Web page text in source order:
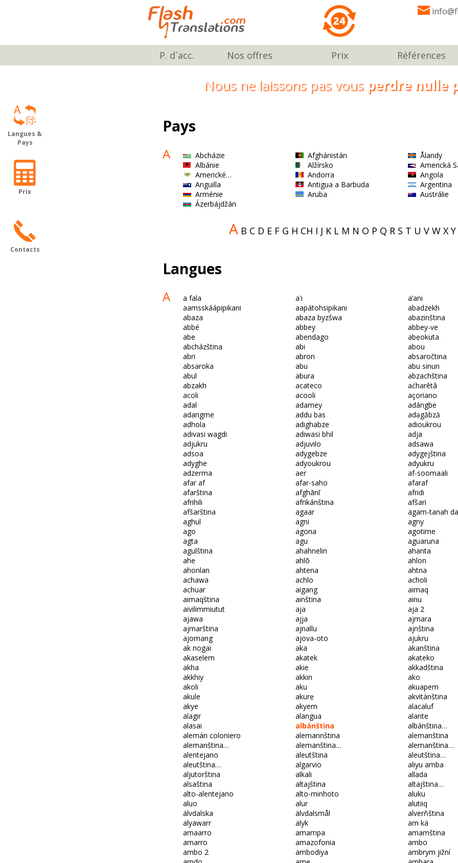
P. d´acc. Nos offres Prix Références
Langues &
Pays
Prix
Contacts
Nous ne laissons pas vous perdre nulle
Pays
A Abcházie Afghánistán
Ålandy
Albánie
Alžírsko
Americká
Americké…
Andorra
Angola
Anguilla
Antigua a Barbuda
Argentina
Arménie
Aruba
Austrálie
Ázerbájdžán
A B C D E F G H CH I J K L M N O P Q R S T U V W X Y
Langues
A a fala a'i
a’ani
aamsskáápipikani
aapátohsipikani
abadzekh
abaza
abaza byzšwa
abazinština
abbé
abbey
abbey-ve
abe
abendago
abẹokuta
abcházština
abi
abou
abri
abron
absaročtina
absaroka
abu
abu sinun
abul
abura
abzachština
abzakh
acateco
aćharêtâ
acoli
acooli
açoriano
adal
adamey
adángbe
adangme
addu bas
adəgăbză
adhola
adighabze
adioukrou
adivasi wagdi
adiwasi bhil
adja
adjukru
adjuvilo
adsawa
adsoa
adygebze
adygejština
adyghe
adyoukrou
adyukru
adzerma
aer
af-soomaali
afar af
afar-saho
afaraf
afarština
afghānī
afridi
afrihili
afrikánština
afšari
afšarština
agaar
agam-tanah
aghul
agni
agny
ago
agona
agotime
agta
agu
aguaruna
agulština
ahahnelin
ahanta
ahe
ahlõ
ahlon
ahonlan
ahtena
ahtna
achawa
achlo
acholi
achuar
aigang
aimaq
aimaqština
ainština
ainu
aivilimmiutut
aja
aja 2
ajawa
ajja
ajmara
ajmarština
ajnallu
ajnština
ajomang
ajova-oto
ajukru
ak nogai
aka
akanština
akaselem
akatek
akateko
akha
akie
akkadština
akkhiy
akkin
ako
akoli
aku
akuapem
akule
akurẹ
akvitánština
akye
akyem
alacaluf
alagir
alangua
alante
alasai
albánština
albánština…
alemán coloniero
alemannština
alemanština
alemanština…
alemanština…
alemanština…
alentejano
aleutština
aleutština…
aleutština…
algarvio
aliyu amba
aljutorština
alkali
allada
alsaština
altajština
altajština…
alto-alentejano
alto-minhoto
aluku
aluo
alur
alutiiq
älvdalska
älvdalsmål
alverňština
alyawarr
alyk
am kä
amaarro
amampa
amamština
amarro
amazofonia
ambo
ambo 2
ambodiya
ambrym jižní